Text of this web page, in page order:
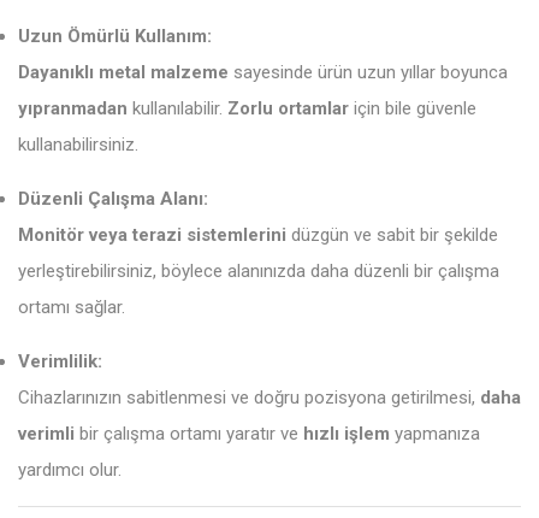
Uzun Ömürlü Kullanım:
Dayanıklı metal malzeme sayesinde ürün uzun yıllar boyunca
yıpranmadan kullanılabilir. Zorlu ortamlar için bile güvenle
kullanabilirsiniz.
Düzenli Çalışma Alanı:
Monitör veya terazi sistemlerini düzgün ve sabit bir şekilde
yerleştirebilirsiniz, böylece alanınızda daha düzenli bir çalışma
ortamı sağlar.
Verimlilik:
Cihazlarınızın sabitlenmesi ve doğru pozisyona getirilmesi, daha
verimli bir çalışma ortamı yaratır ve hızlı işlem yapmanıza
yardımcı olur.